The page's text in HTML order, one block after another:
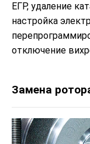
ЕГР, удаление
настройка
отключение
Замена